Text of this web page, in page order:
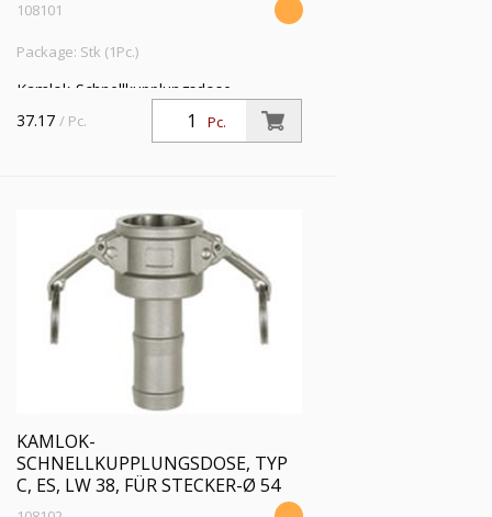
108101
Package: Stk (1Pc.)
Kamlok-Schnellkupplungsdose,
Schlauchstutzen, Typ C, ES 1.4401, LW
32, für Stecker-Ø 46 mm, PN max. 16
Pc.
37.17 / Pc.
KAMLOK-
SCHNELLKUPPLUNGSDOSE, TYP
C, ES, LW 38, FÜR STECKER-Ø 54